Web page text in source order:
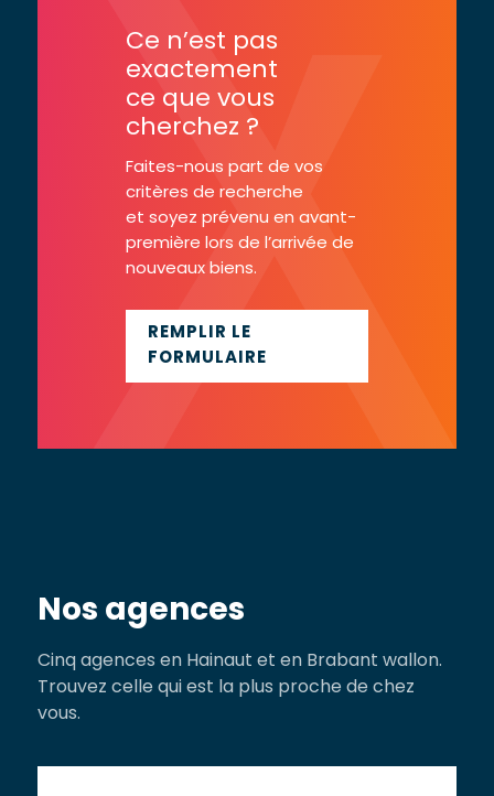
Ce n’est pas
exactement
ce que vous
cherchez ?
Faites-nous part de vos
critères de recherche
et soyez prévenu en avant-
première lors de l’arrivée de
nouveaux biens.
REMPLIR LE
FORMULAIRE
Nos agences
Cinq agences en Hainaut et en Brabant wallon.
Trouvez celle qui est la plus proche de chez
vous.